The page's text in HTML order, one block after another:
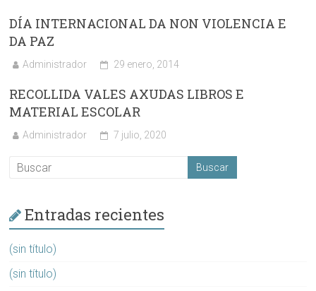
DÍA INTERNACIONAL DA NON VIOLENCIA E
DA PAZ
Administrador 29 enero, 2014
RECOLLIDA VALES AXUDAS LIBROS E
MATERIAL ESCOLAR
Administrador 7 julio, 2020
Entradas recientes
(sin título)
(sin título)